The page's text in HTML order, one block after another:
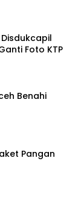
Foto KTP
Benahi
Pangan